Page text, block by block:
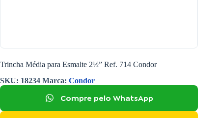
Trincha Média para Esmalte 2½” Ref. 714 Condor
SKU: 18234 Marca: Condor
Compre pelo WhatsApp